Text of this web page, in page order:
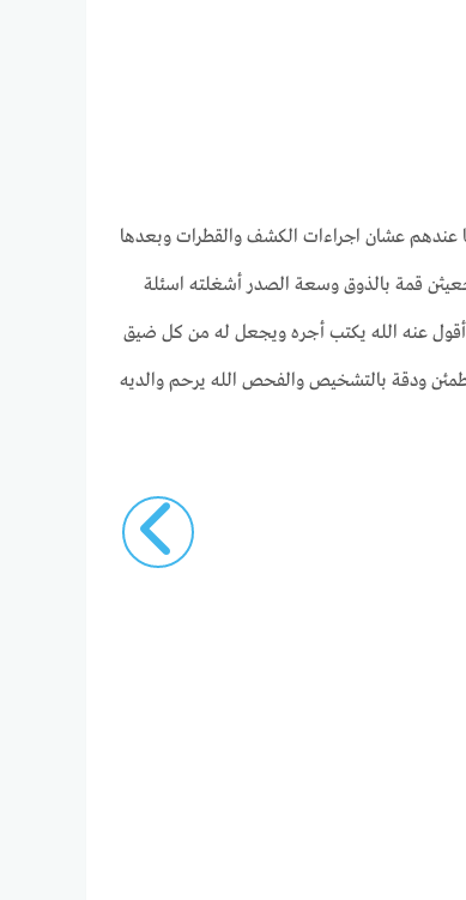
عندهم عشان اجراءات الكشف والقطرات وبعدها
قمة بالذوق وسعة الصدر أشغلته اسئلة
عنه الله يكتب أجره ويجعل له من كل ضيق
ودقة بالتشخيص والفحص الله يرحم والديه